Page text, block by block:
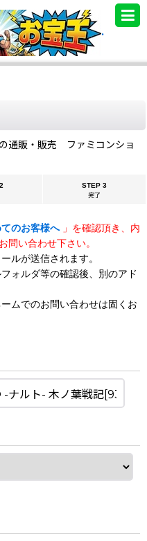
.
通販・販売 ファミコンショ
STEP 3
完了
のお客様へ 」を確認頂き、内
問い合わせ下さい。
ルが送信されます。
ォルダ等の確認後、別のアド
ムでのお問い合わせは固くお